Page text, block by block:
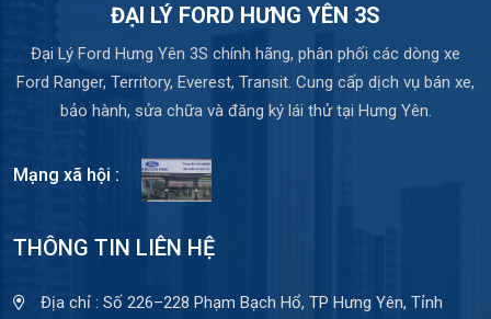
ĐẠI LÝ FORD HƯNG YÊN 3S
Đại Lý Ford Hưng Yên 3S chính hãng, phân phối các dòng xe
Ford Ranger, Territory, Everest, Transit. Cung cấp dịch vụ bán xe,
bảo hành, sửa chữa và đăng ký lái thử tại Hưng Yên.
Mạng xã hội :
THÔNG TIN LIÊN HỆ
Địa chỉ : Số 226–228 Phạm Bạch Hổ, TP Hưng Yên, Tỉnh